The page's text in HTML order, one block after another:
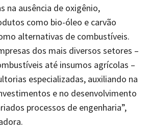
na ausência de oxigênio,
como bio-óleo e carvão
alternativas de combustíveis.
dos mais diversos setores –
até insumos agrícolas –
especializadas, auxiliando na
e no desenvolvimento
processos de engenharia”,